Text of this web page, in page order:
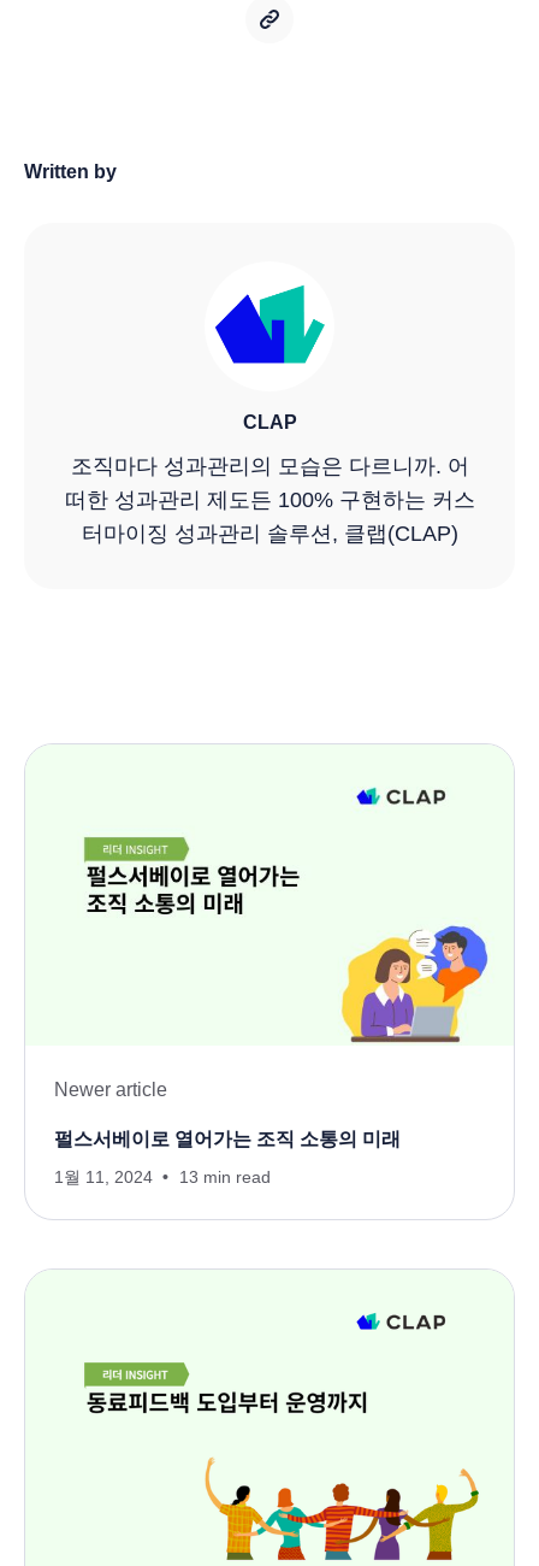
Written by
CLAP
조직마다 성과관리의 모습은 다르니까. 어
떠한 성과관리 제도든 100% 구현하는 커스
터마이징 성과관리 솔루션, 클랩(CLAP)
Newer article
펄스서베이로 열어가는 조직 소통의 미래
1월 11, 2024 13 min read